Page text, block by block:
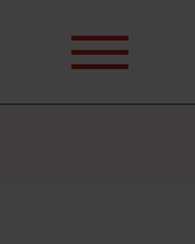
efter: